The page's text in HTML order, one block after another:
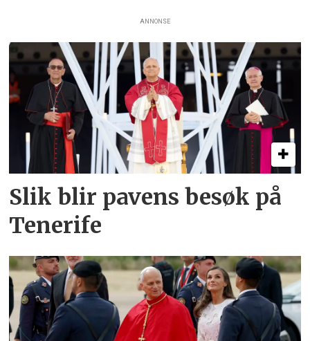
ANNONSE
Slik blir pavens besøk på
Tenerife